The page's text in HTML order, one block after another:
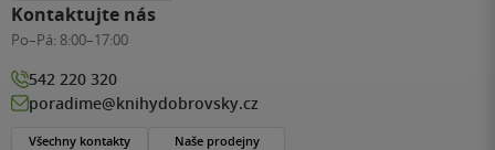
Kontaktujte nás
Po–Pá: 8:00–17:00
542 220 320
poradime@knihydobrovsky.cz
Všechny kontakty Naše prodejny